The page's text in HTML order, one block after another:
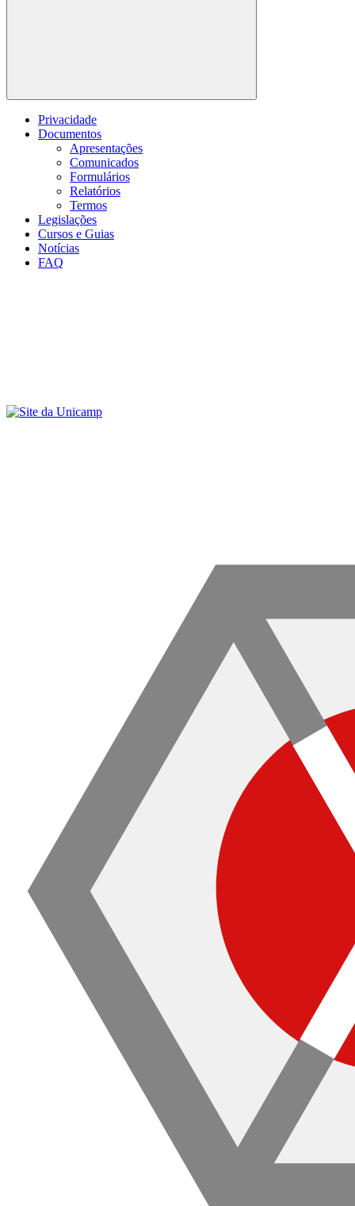
Buscar
Privacidade
Documentos
Apresentações
Comunicados
Formulários
Relatórios
Termos
Legislações
Cursos e Guias
Notícias
FAQ